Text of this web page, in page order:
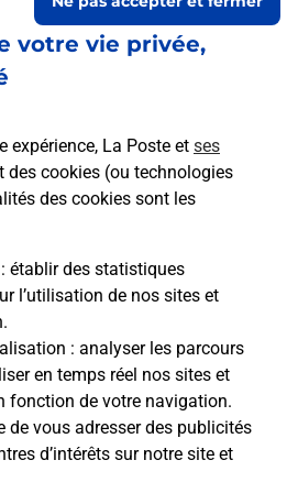
votre vie privée,
expérience, La Poste et ses
des cookies (ou technologies
des cookies sont les
: établir des statistiques
l’utilisation de nos sites et
: analyser les parcours
en temps réel nos sites et
fonction de votre navigation.
de vous adresser des publicités
d’intérêts sur notre site et
du courrierlundià 09h00
onglet